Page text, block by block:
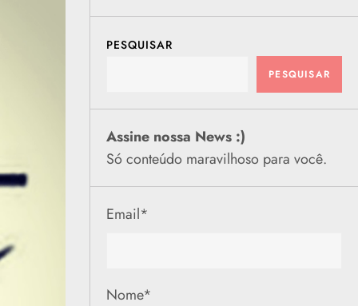
PESQUISAR
PESQUISAR
Assine nossa News :)
Só conteúdo maravilhoso para você.
Email*
Nome*